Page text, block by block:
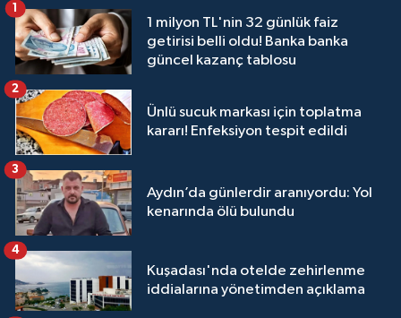
1 milyon TL'nin 32 günlük faiz
getirisi belli oldu! Banka banka
güncel kazanç tablosu
1
Ünlü sucuk markası için toplatma
kararı! Enfeksiyon tespit edildi
2
Aydın’da günlerdir aranıyordu: Yol
kenarında ölü bulundu
3
Kuşadası'nda otelde zehirlenme
iddialarına yönetimden açıklama
4